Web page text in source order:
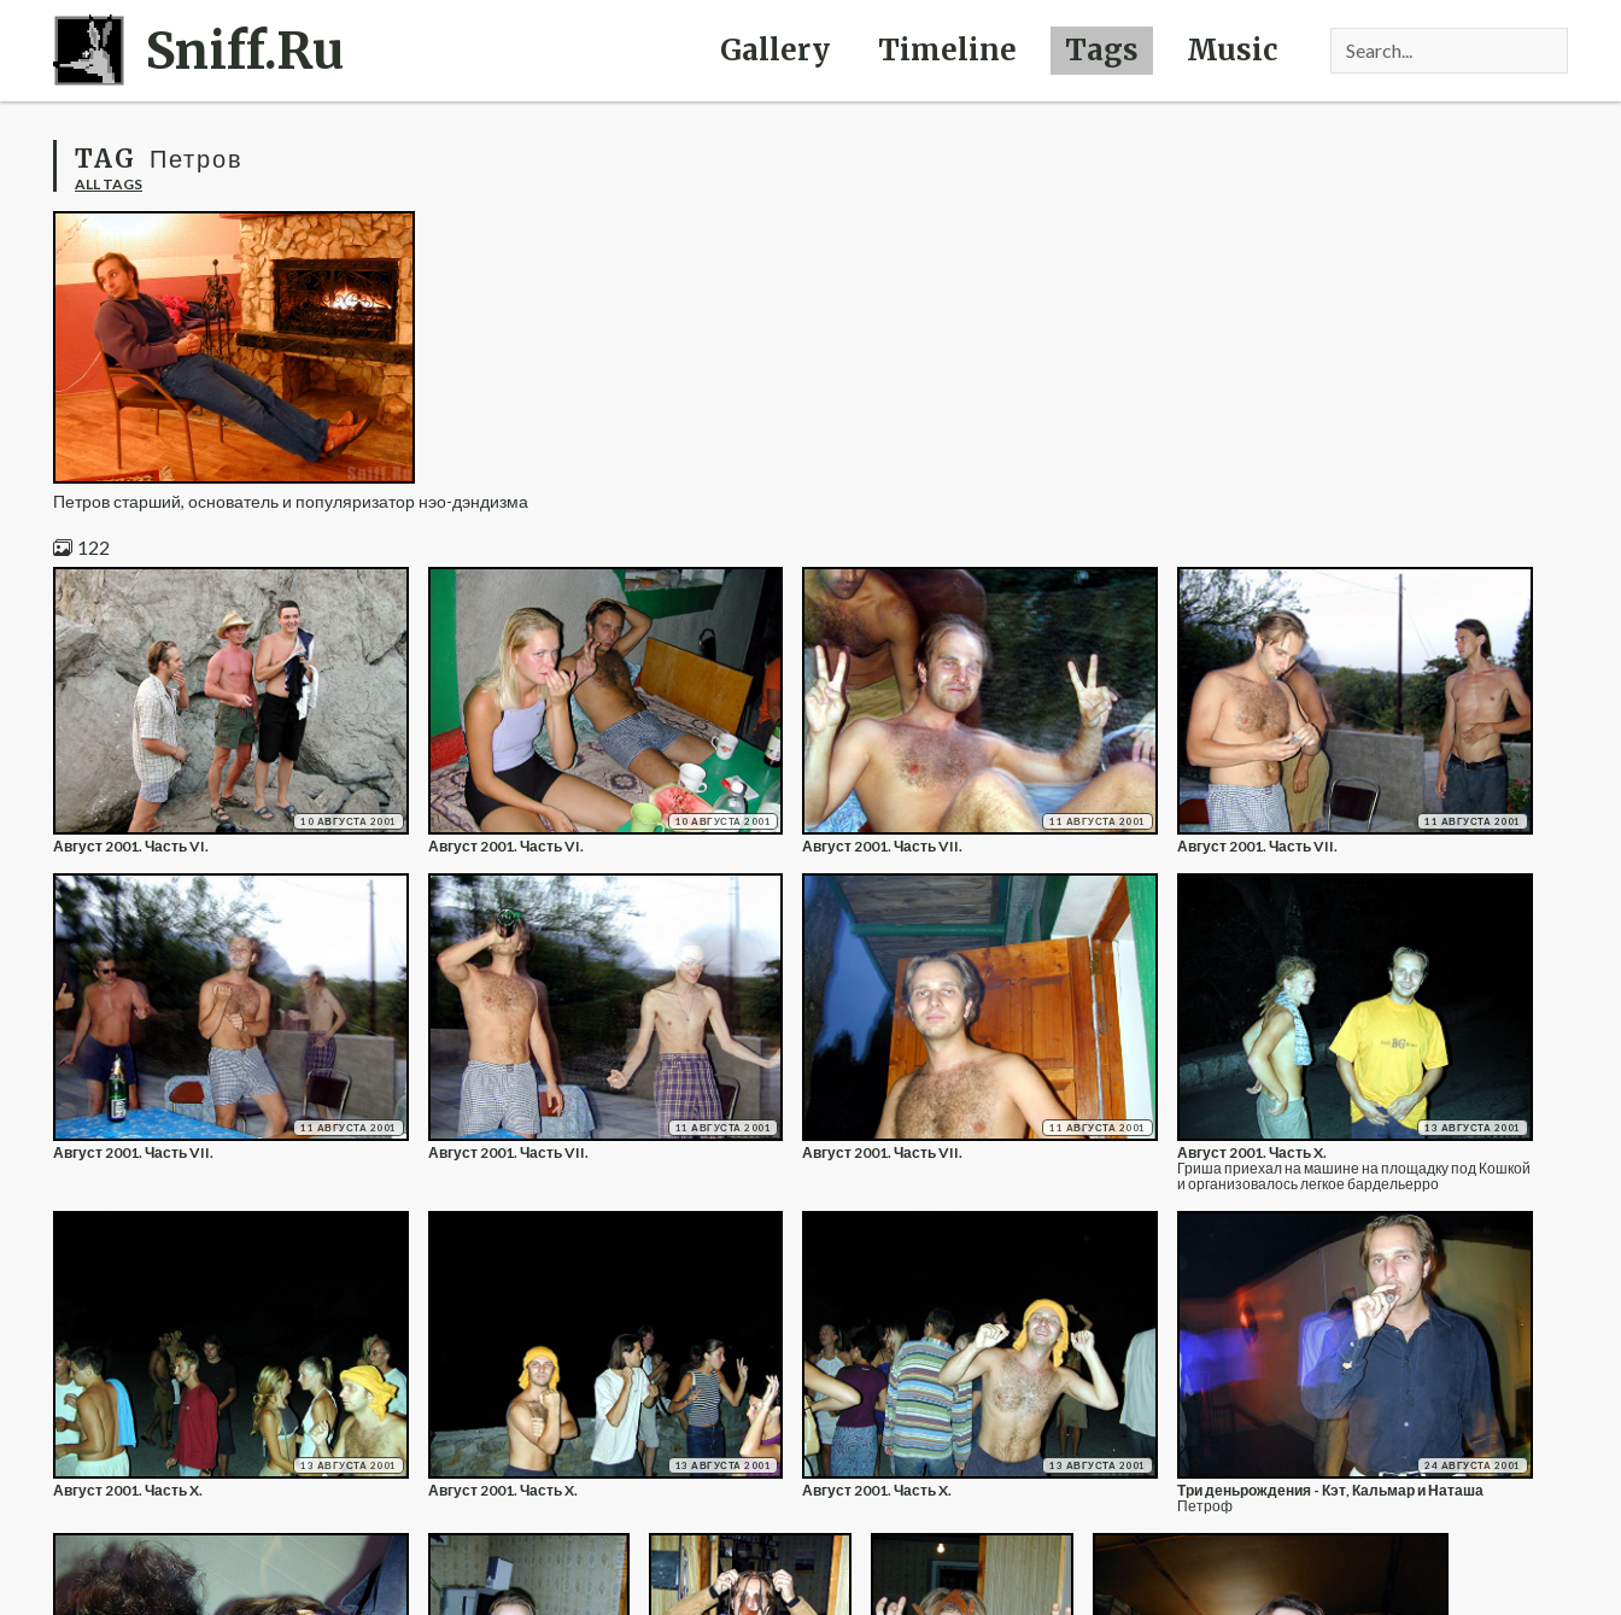
Sniff.Ru Gallery Timeline Tags Music
TAG Петров
ALL TAGS
Петров старший, основатель и популяризатор нэо-дэндизма
122
10 АВГУСТА 2001
Август 2001. Часть VI.
10 АВГУСТА 2001
Август 2001. Часть VI.
11 АВГУСТА 2001
Август 2001. Часть VII.
11 АВГУСТА 2001
Август 2001. Часть VII.
11 АВГУСТА 2001
Август 2001. Часть VII.
11 АВГУСТА 2001
Август 2001. Часть VII.
11 АВГУСТА 2001
Август 2001. Часть VII.
13 АВГУСТА 2001
Август 2001. Часть X.
Гриша приехал на машине на площадку под Кошкой
и организовалось легкое бардельерро
13 АВГУСТА 2001
Август 2001. Часть X.
13 АВГУСТА 2001
Август 2001. Часть X.
13 АВГУСТА 2001
Август 2001. Часть X.
24 АВГУСТА 2001
Три деньрождения - Кэт, Кальмар и Наташа
Петроф